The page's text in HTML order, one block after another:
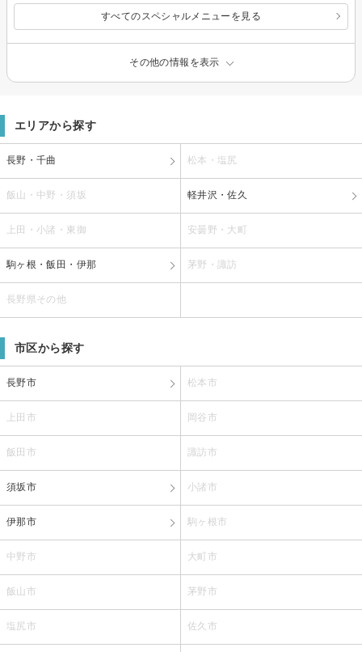
すべてのスペシャルメニューを見る
その他の情報を表示
エリアから探す
長野・千曲 松本・塩尻
飯山・中野・須坂 軽井沢・佐久
上田・小諸・東御 安曇野・大町
駒ヶ根・飯田・伊那 茅野・諏訪
長野県その他
市区から探す
長野市 松本市
上田市 岡谷市
飯田市 諏訪市
須坂市 小諸市
伊那市 駒ヶ根市
中野市 大町市
飯山市 茅野市
塩尻市 佐久市